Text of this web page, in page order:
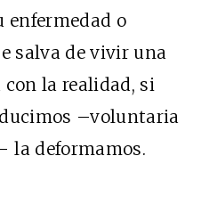
enfermedad o
salva de vivir una
la realidad, si
–voluntaria
la deformamos.